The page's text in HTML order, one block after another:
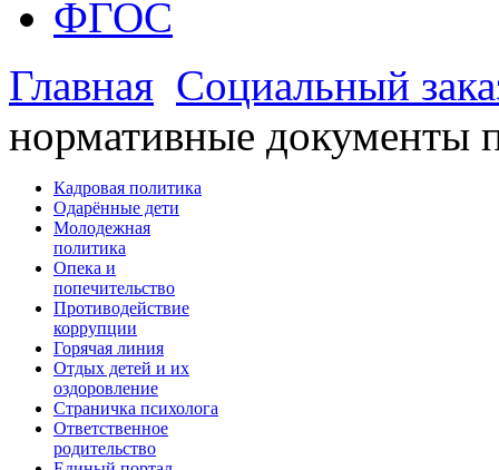
ФГОС
Главная Социальный
нормативные документы
Кадровая политика
Одарённые дети
Молодежная
политика
Опека и
попечительство
Противодействие
коррупции
Горячая линия
Отдых детей и их
оздоровление
Страничка психолога
Ответственное
родительство